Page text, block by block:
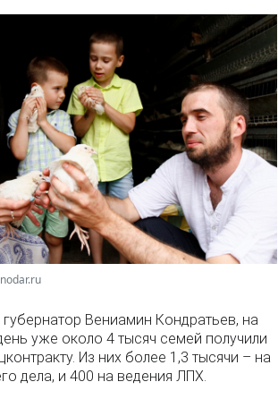
губернатор Вениамин Кондратьев, на
уже около 4 тысяч семей получили
Из них более 1,3 тысячи – на
дела, и 400 на ведения ЛПХ.